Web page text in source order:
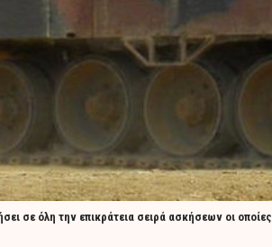
σε όλη την επικράτεια σειρά ασκήσεων οι οποίες